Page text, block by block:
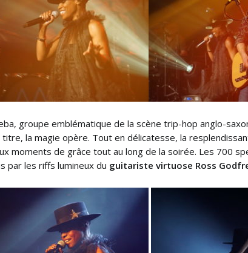
groupe emblématique de la scène trip-hop anglo-
la magie opère. Tout en délicatesse, la
moments de grâce tout au long de la soirée. Les 700
par les riffs lumineux du guitariste virtuose Ross